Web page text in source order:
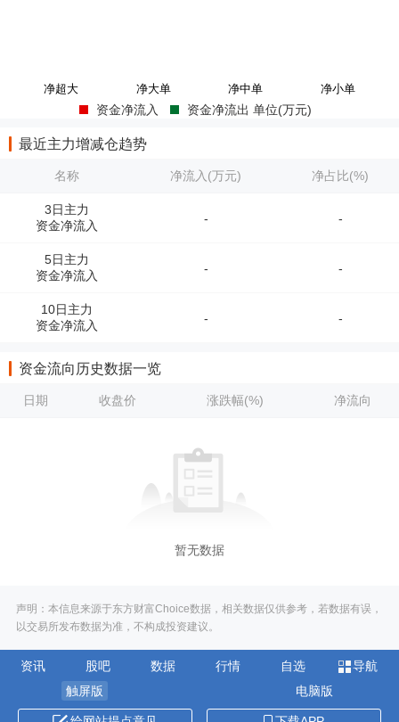
资金净流入 资金净流出 单位(万元)
最近主力增减仓趋势
名称 净流入(万元) 净占比(%)
3日主力
资金净流入
- -
5日主力
资金净流入
- -
10日主力
资金净流入
- -
资金流向历史数据一览
日期 收盘价 涨跌幅(%) 净流向
暂无数据
声明：本信息来源于东方财富Choice数据，相关数据仅供参考，若数据有误，
以交易所发布数据为准，不构成投资建议。
资讯 股吧 数据 行情 自选
导航
触屏版
电脑版